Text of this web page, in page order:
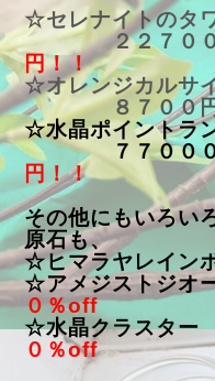
☆セレナイトのタ
２２７０
円！！
☆オレンジカルサ
８７０
☆水晶ポイントラ
７７００
円！！
その他にもいろい
原石も、
☆ヒマラヤレイ
☆アメジスト
０％off
☆水晶ク
０％off